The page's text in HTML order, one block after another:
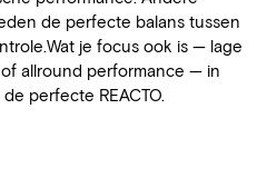
de perfecte balans tussen
je focus ook is — lage
allround performance — in
perfecte REACTO.